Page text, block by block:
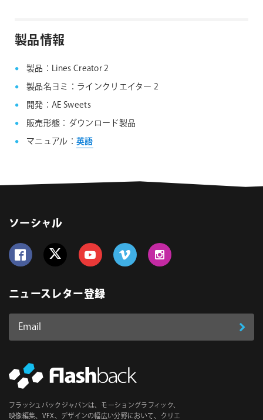
製品情報
製品：Lines Creator 2
製品名ヨミ：ラインクリエイター 2
開発：AE Sweets
販売形態：ダウンロード製品
マニュアル： 英語
ソーシャル
ニュースレター登録
Email
ス
必
登
フラッシュバックジャパンは、モーショングラフィック、
映像編集、VFX、デザインの幅広い分野において、クリエ